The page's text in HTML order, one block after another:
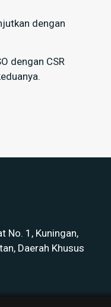
dengan
dengan CSR
No. 1, Kuningan,
Daerah Khusus